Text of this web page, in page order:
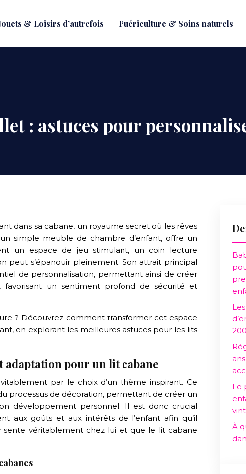
& Loisirs d’autrefois Puériculture & Soins naturels
: astuces pour
simple meuble de chambre d’enfant, offre un
un espace de jeu stimulant, un coin lecture
peut s’épanouir pleinement. Son attrait principal
de personnalisation, permettant ainsi de créer
favorisant un sentiment profond de sécurité et
? Découvrez comment transformer cet espace
en explorant les meilleures astuces pour les lits
pour un lit cabane
par le choix d’un thème inspirant. Ce
processus de décoration, permettant de créer un
développement personnel. Il est donc crucial
aux goûts et aux intérêts de l’enfant afin qu’il
sente véritablement chez lui et que le lit cabane
Le
À